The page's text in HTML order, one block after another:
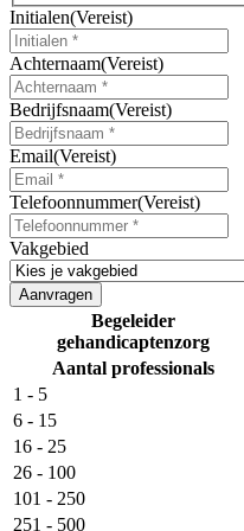
Initialen(Vereist)
Achternaam(Vereist)
Bedrijfsnaam(Vereist)
Email(Vereist)
Telefoonnummer(Vereist)
Vakgebied
Begeleider
gehandicaptenzorg
Aantal professionals
1 - 5
6 - 15
16 - 25
26 - 100
101 - 250
251 - 500